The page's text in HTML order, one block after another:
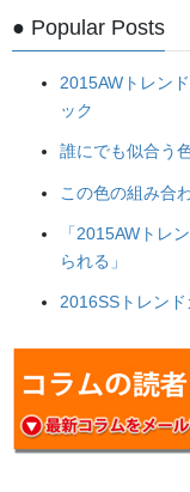
Consulting
Works
● Popular Posts
2015AWトレン
ック
誰にでも似合う
この色の組み合
「2015AWトレ
られる」
2016SSトレン